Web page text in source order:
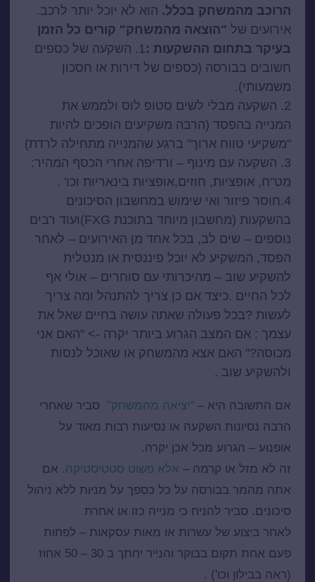
הרוכב מהמשחק בכלל. הוא לא יוכל יותר לרכב.
אירועים של "הוצאה מהמשחק" קורים כל הזמן
בעיקר בתחום ההשקעות :
1. השקעה של כספים
חשובים בבורסה (כספים של דירות או חסכון
משמעותי).
2. השקעה מבלי לשים סטופ לוס ולממש את
המנייה בהפסד (הרבה משקיעים הופכים להיות
"משקיעי טווח ארוך" ברגע שהמנייה מתחילה לרדת)
3. השקעה עם מינוף – ורדיפה אחרי הכסף המהיר:
מט"ח, אופציות, חוזים,אופציות בינאריות וכו' .
4.חוסר פיזור ואי שימוש במחשבון הסיכונים
בהשקעות (מחשבון מיוחד בתוכנת FXG)ועוד רבים
נוספים – שים לב, בכל אחד מן האירועים – לאחר
הפסד, המשקיע לא יוכל פיננסית או מנטלית
להשקיע שוב – מהיכרותי עם סוחרים – אולי אף
לכל החיים .כיצד אם כן צריך להתנהל ומה צריך
לעשות ?בכל פעולה שאתה עושה בחיים שאל את
עצמך : אם המצב הגרוע ביותר יקרה -> "האם אני
מכוסה?" האם אצא מהמשחק או שאוכל לנסות
ולהשקיע שוב .
אם התשובה היא – "יציאה מהמשחק" סביר שאחרי
הרבה נסיונות השקעה או נסיעות רבות מאוד על
אופנוע – הגרוע מכל אכן יקרה.
זה לא מזל או קרמה – אלא פשוט סטטיסטיקה. אם
אתה מהמר בבורסה על כל כספך על מניות ללא ניהול
סיכונים. סביר להניח כי מנייה כזו או אחרת
לאחר ביצוע של עשרות או מאות עסקאות – לפחות
פעם אחת תקום בבוקר והנייר יחתך ב 30 – 50 אחוז
(ראה בבילון וכו') .